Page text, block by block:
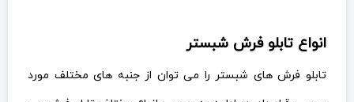
انواع تابلو فرش شبستر
تابلو فرش های شبستر را می توان از جنبه های مختلف مورد